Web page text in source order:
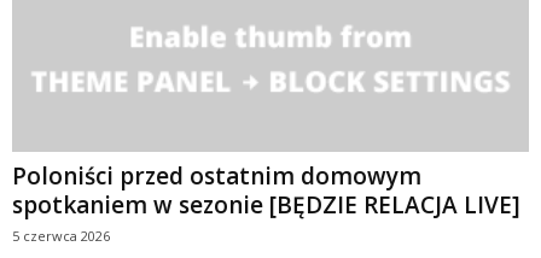
Poloniści przed ostatnim domowym
spotkaniem w sezonie [BĘDZIE RELACJA LIVE]
5 czerwca 2026